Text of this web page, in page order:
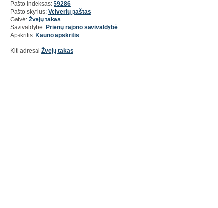
Pašto indeksas: 59286
Pašto skyrius: Veiverių paštas
Gatvė: Žvejų takas
Savivaldybė: Prienų rajono savivaldybė
Apskritis: Kauno apskritis
Kiti adresai Žvejų takas